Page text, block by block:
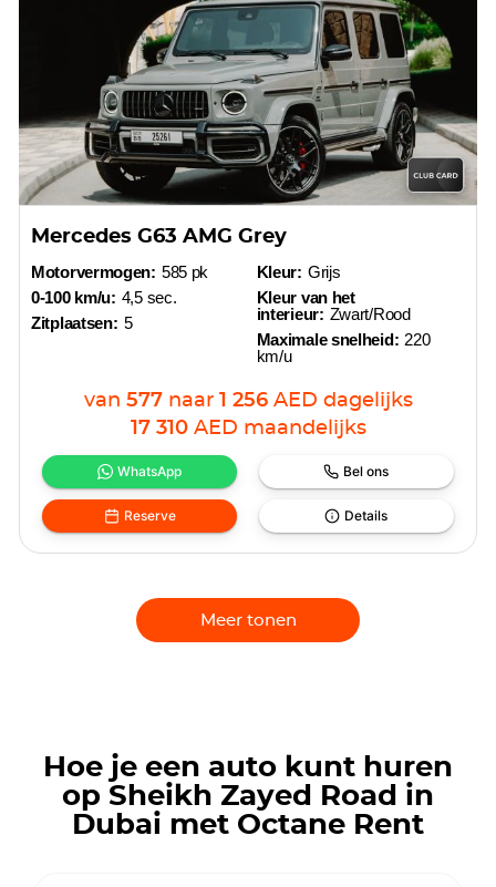
Mercedes G63 AMG Grey
Motorvermogen: 585 pk
0-100 km/u: 4,5 sec.
Zitplaatsen: 5
Kleur: Grijs
Kleur van het
interieur: Zwart/Rood
Maximale snelheid: 220
km/u
van 577 naar 1 256 AED dagelijks
17 310 AED maandelijks
WhatsApp Bel ons
Reserve Details
Meer tonen
Hoe je een auto kunt huren
op Sheikh Zayed Road in
Dubai met Octane Rent